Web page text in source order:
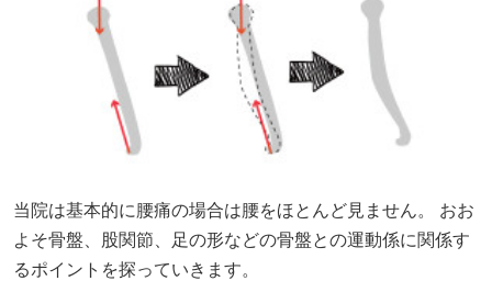
当院は基本的に腰痛の場合は腰をほとんど見ません。 おお
よそ骨盤、股関節、足の形などの骨盤との運動係に関係す
るポイントを探っていきます。